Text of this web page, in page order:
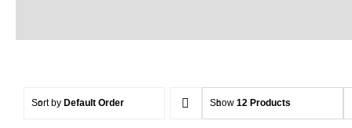
Sort by Default Order Show 12 Products